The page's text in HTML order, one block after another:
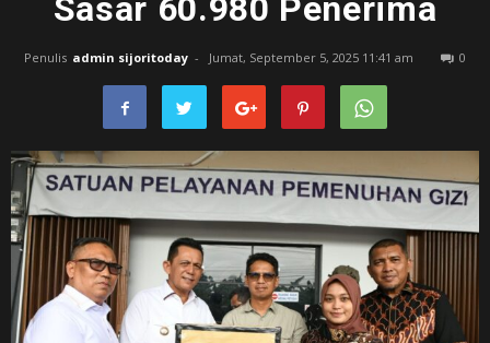
Sasar 60.980 Penerima
Penulis admin sijoritoday - Jumat, September 5, 2025 11:41 am 0